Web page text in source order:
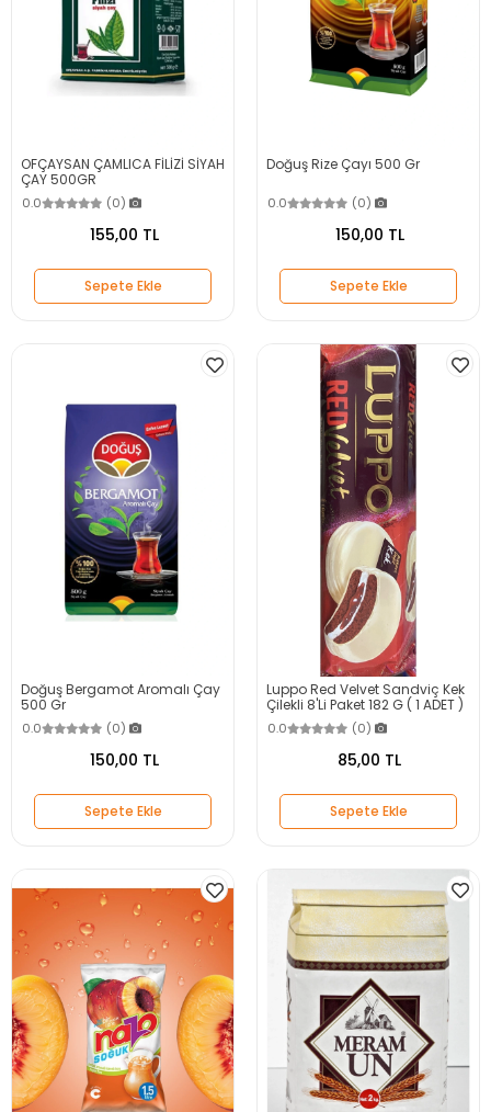
OFÇAYSAN ÇAMLICA FİLİZİ SİYAH
ÇAY 500GR
0.0 (0)
155,00 TL
Sepete Ekle
Doğuş Rize Çayı 500 Gr
0.0 (0)
150,00 TL
Sepete Ekle
Doğuş Bergamot Aromalı Çay
500 Gr
0.0 (0)
150,00 TL
Sepete Ekle
Luppo Red Velvet Sandviç Kek
Çilekli 8'Li Paket 182 G ( 1 ADET )
0.0 (0)
85,00 TL
Sepete Ekle